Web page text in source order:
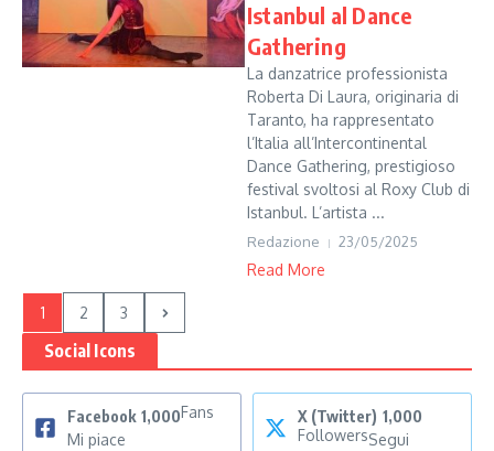
Istanbul al Dance
Gathering
La danzatrice professionista
Roberta Di Laura, originaria di
Taranto, ha rappresentato
l’Italia all’Intercontinental
Dance Gathering, prestigioso
festival svoltosi al Roxy Club di
Istanbul. L’artista ...
Redazione 23/05/2025
Read More
1 2 3
Social Icons
Facebook 1,000Fans
Mi piace
X (Twitter) 1,000
FollowersSegui